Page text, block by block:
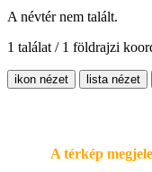
A névtér nem talált.
1 találat / 1 földrajzi
ikon nézet lista nézet
A térkép